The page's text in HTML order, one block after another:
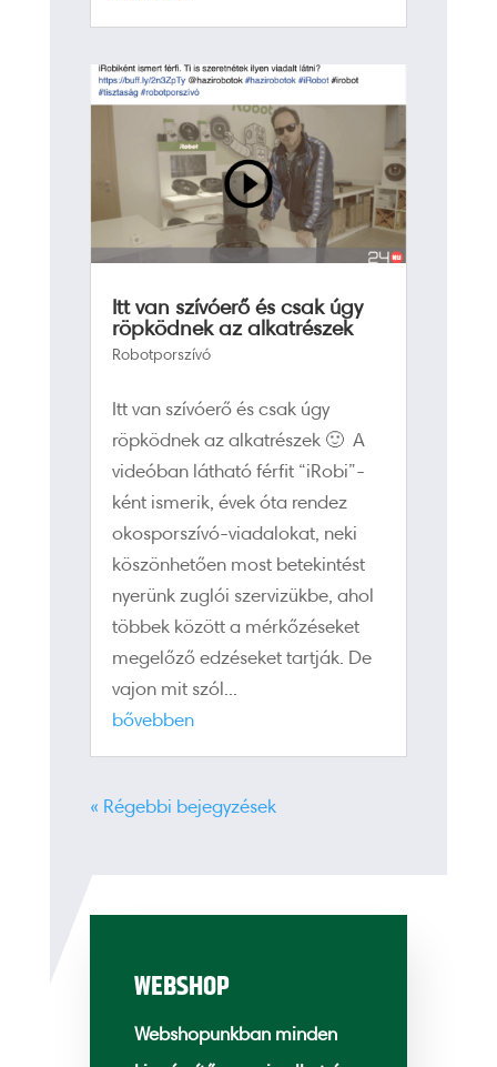
Itt van szívóerő és csak úgy
röpködnek az alkatrészek
Robotporszívó
Itt van szívóerő és csak úgy
röpködnek az alkatrészek 🙂 A
videóban látható férfit “iRobi”-
ként ismerik, évek óta rendez
okosporszívó-viadalokat, neki
köszönhetően most betekintést
nyerünk zuglói szervizükbe, ahol
többek között a mérkőzéseket
megelőző edzéseket tartják. De
vajon mit szól...
bővebben
« Régebbi bejegyzések
WEBSHOP
Webshopunkban minden